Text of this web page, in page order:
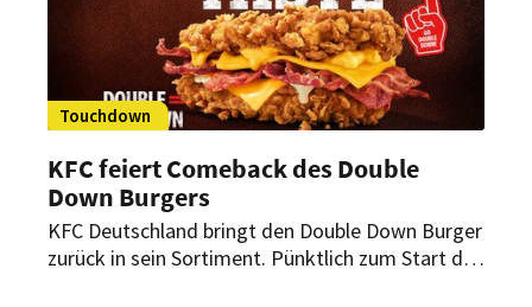
Touchdown
KFC feiert Comeback des Double
Down Burgers
KFC Deutschland bringt den Double Down Burger
zurück in sein Sortiment. Pünktlich zum Start der